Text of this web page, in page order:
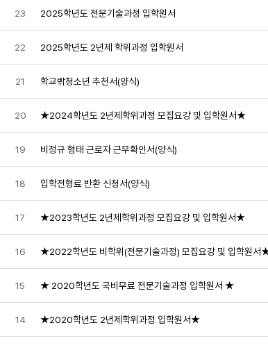
23 2025학년도 전문기술과정 입학원서
22 2025학년도 2년제 학위과정 입학원서
21 학교밖청소년 추천서(양식)
20 ★2024학년도 2년제학위과정 모집요강 및 입학원서★
19 비정규 형태 근로자 근무확인서(양식)
18 입학전형료 반환 신청서(양식)
17 ★2023학년도 2년제학위과정 모집요강 및 입학원서★
16 ★2022학년도 비학위(전문기술과정) 모집요강 및 입학원서
15 ★ 2020학년도 국비무료 전문기술과정 입학원서 ★
14 ★2020학년도 2년제학위과정 입학원서★